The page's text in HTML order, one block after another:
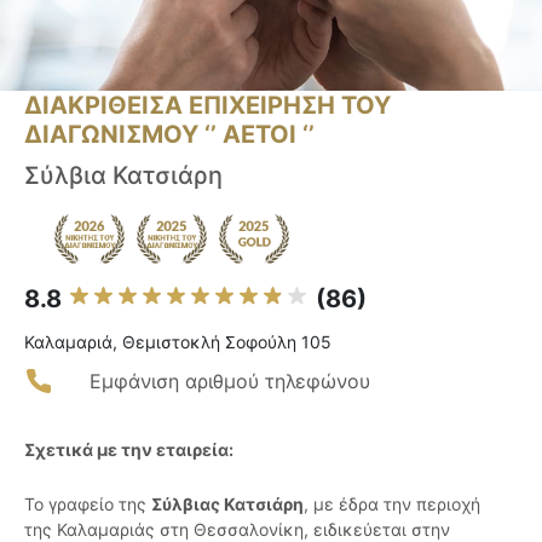
ΔΙΑΚΡΙΘΕΙΣΑ ΕΠΙΧΕΙΡΗΣΗ ΤΟΥ
ΔΙΑΓΩΝΙΣΜΟΥ ‘’ ΑΕΤΟΙ ‘’
Σύλβια Κατσιάρη
8.8 (86)
Καλαμαριά, Θεμιστοκλή Σοφούλη 105
Εμφάνιση αριθμού τηλεφώνου
Σχετικά με την εταιρεία:
Το γραφείο της Σύλβιας Κατσιάρη, με έδρα την περιοχή
της Καλαμαριάς στη Θεσσαλονίκη, ειδικεύεται στην